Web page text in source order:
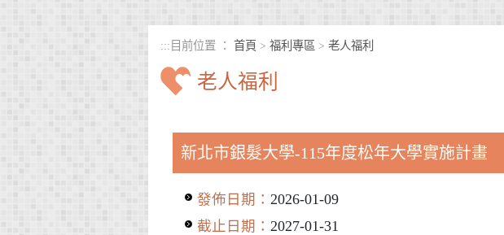
::: 目前位置 ： 首頁 > 福利專區 > 老人福利
老人福利
新北市銀髮大學-115年度松年大學實施計畫
發佈日期： 2026-01-09
截止日期： 2027-01-31